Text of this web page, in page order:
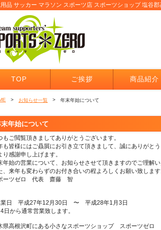
品 サッカー マラソン スポーツ店 スポーツショップ 塩谷
TOP ご挨拶 商品紹介
> お知らせ一覧 > 年末年始について
年始について
もご閲覧頂きましてありがとうございます。
も皆様にはご贔屓にお引き立て頂きまして、誠にありがとう
り感謝申し上げます。
年始の営業について、お知らせさせて頂きますのでご理解い
、来年も変わらずのお付き合いの程よろしくお願い致します
ーツゼロ 代表 齋藤 智
業日 平成27年12月30日 〜 平成28年1月3日
日から通常営業致します。
県高根沢町にある小さなスポーツショップ スポーツゼロ